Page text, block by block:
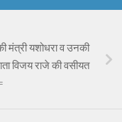
मंत्री यशोधरा व उनकी
विजय राजे की वसीयत